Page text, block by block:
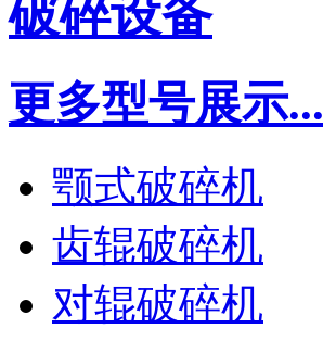
破碎设备
更多型号展示...
颚式破碎机
齿辊破碎机
对辊破碎机